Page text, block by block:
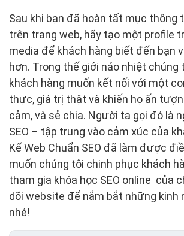
Sau khi bạn đã hoàn tất mục thông
trên trang web, hãy tạo một profile
media để khách hàng biết đến bạn
hơn. Trong thế giới náo nhiệt chúng
khách hàng muốn kết nối với một
thực, giá trị thật và khiến họ ấn
cảm, và sẻ chia. Người ta gọi đó là
SEO – tập trung vào cảm xúc của
Kế Web Chuẩn SEO đã làm được
muốn chúng tôi chinh phục khách
tham gia khóa học SEO online của
dõi website để nắm bắt những kinh
nhé!